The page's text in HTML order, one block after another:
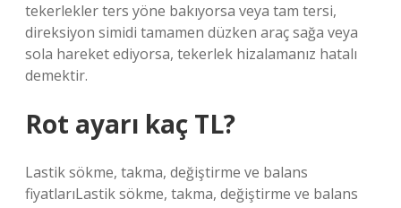
tekerlekler ters yöne bakıyorsa veya tam tersi,
direksiyon simidi tamamen düzken araç sağa veya
sola hareket ediyorsa, tekerlek hizalamanız hatalı
demektir.
Rot ayarı kaç TL?
Lastik sökme, takma, değiştirme ve balans
fiyatlarıLastik sökme, takma, değiştirme ve balans